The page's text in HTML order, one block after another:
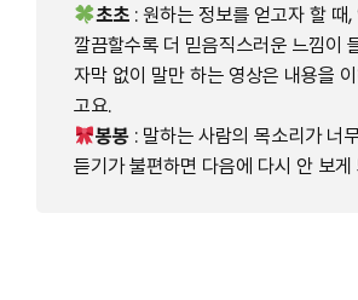
초초 : 원하는 정보를 얻고자 할 때
깔끔할수록 더 믿음직스러운 느낌이
자막 없이 말만 하는 영상은 내용을
고요.
봉봉 : 말하는 사람의 목소리가 너
듣기가 불편하면 다음에 다시 안 보게